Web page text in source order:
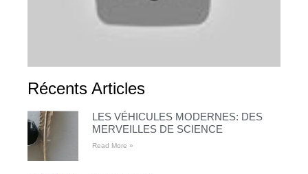
Récents Articles
LES VÉHICULES MODERNES: DES
MERVEILLES DE SCIENCE
Read More »